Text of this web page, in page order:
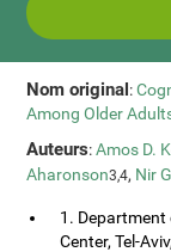
Nom original:
Among Older
Auteurs:Amos D.
Aharonson3,4, Nir
1. Department
Center, Tel-